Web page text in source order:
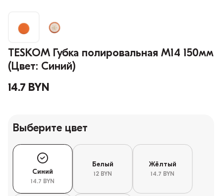
TESKOM Губка полировальная M14 150мм
(Цвет: Синий)
14.7 BYN
Выберите цвет
Синий
14.7 BYN
Белый
12 BYN
Жёлтый
14.7 BYN